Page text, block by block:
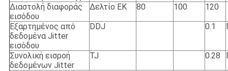
Διαστολή διαφοράς
εισόδου
Δελτίο ΕΚ 80 100 120
Εξαρτημένος από
δεδομένα Jitter
εισόδου
DDJ 0.1
Συνολική εισροή
δεδομένων Jitter
TJ 0.28